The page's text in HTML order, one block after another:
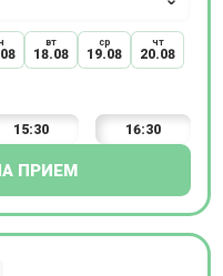
вт
18.08
ср
19.08
чт
20.08
15:30 16:30
ПРИЕМ